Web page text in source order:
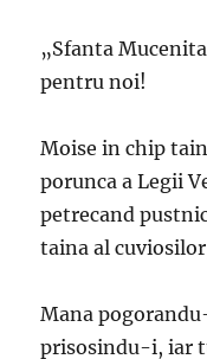
„Sfanta
pentru noi!
Moise in chip
porunca a Legii
petrecand
taina al
Mana
prisosindu-i, iar